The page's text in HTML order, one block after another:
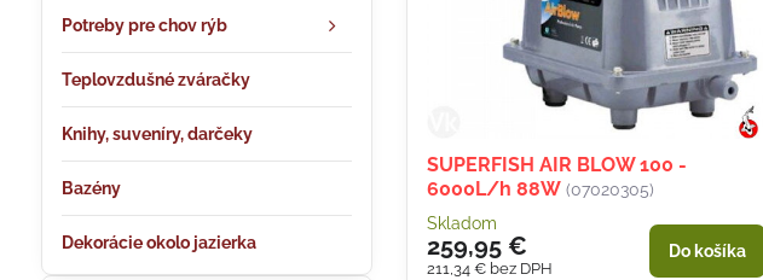
SUPERFISH AIR BLOW 100 -
6000L/h 88W (07020305)
Skladom
259,95 €
211,34 € bez DPH
Do košíka
Potreby pre chov rýb
Teplovzdušné zváračky
Knihy, suveníry, darčeky
Bazény
Dekorácie okolo jazierka